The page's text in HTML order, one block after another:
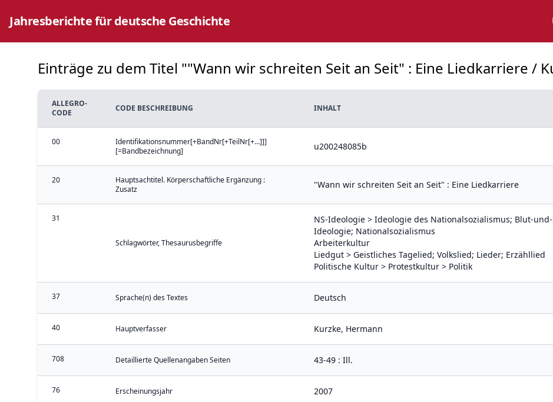
Jahresberichte für deutsche Geschichte
Einträge zu dem Titel ""Wann wir schreiten Seit an Seit" : Eine Liedkarriere /
ALLEGRO-
CODE
CODE BESCHREIBUNG INHALT
00
Identifikationsnummer[+BandNr[+TeilNr[+...]]]
[=Bandbezeichnung]
u200248085b
20
Hauptsachtitel. Körperschaftliche Ergänzung :
Zusatz
"Wann wir schreiten Seit an Seit" : Eine Liedkarriere
31
Schlagwörter, Thesaurusbegriffe
NS-Ideologie > Ideologie des Nationalsozialismus; Blut-
Ideologie; Nationalsozialismus
Arbeiterkultur
Liedgut > Geistliches Tagelied; Volkslied; Lieder; Erzähllied
Politische Kultur > Protestkultur > Politik
37 Sprache(n) des Textes Deutsch
40 Hauptverfasser Kurzke, Hermann
708 Detaillierte Quellenangaben Seiten 43-49 : Ill.
76 Erscheinungsjahr 2007